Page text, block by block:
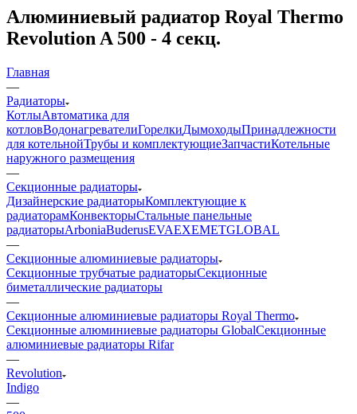
Алюминиевый радиатор Royal Thermo
Revolution A 500 - 4 секц.
Главная
—
Радиаторы
КотлыАвтоматика для
котловВодонагревателиГорелкиДымоходыПринадлежности
для котельнойТрубы и комплектующиеЗапчастиКотельные
наружного размещения
—
Секционные радиаторы
Дизайнерские радиаторыКомплектующие к
радиаторамКонвекторыСтальные панельные
радиаторыArboniaBuderusEVAEXEMETGLOBAL
—
Секционные алюминиевые радиаторы
Секционные трубчатые радиаторыСекционные
биметаллические радиаторы
—
Секционные алюминиевые радиаторы Royal Thermo
Секционные алюминиевые радиаторы GlobalСекционные
алюминиевые радиаторы Rifar
—
Revolution
Indigo
—